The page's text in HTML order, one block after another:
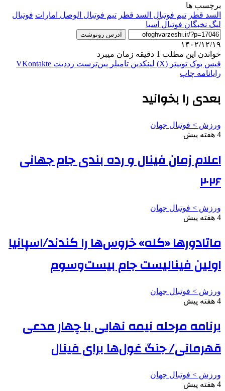
برچسب ها
السد قطر تیم فوتبال السد قطر تیم فوتبال الوصل امارات فوتبال
لیگ نخبگان فوتبال آسیا
آدرس رونوشت
۱۴۰۲/۱۲/۱۹
خواندن این مطلب 1 دقیقه زمان میبرد
فیس بوک توییتر (X) لینکدین ‫تامبلر ‫پین‌ترست ‫رددیت ‫VKontakte
رایانامه چاپ
بعدی را بخوانید
ورزش > فوتبال جهان
4 هفته پیش
اعلام زمان فینال و رده بندی جام جهانی
۲۰۲۶
ورزش > فوتبال جهان
4 هفته پیش
ماتادورها «کله» خروس‌ها را کندند/اسپانیا
اولین فینالیست جام بیست‌وسوم
ورزش > فوتبال جهان
4 هفته پیش
برنامه مرحله نیمه نهایی با چهار مدعی
قهرمانی/ جنگ غول‌ها برای فینال
ورزش > فوتبال جهان
4 هفته پیش